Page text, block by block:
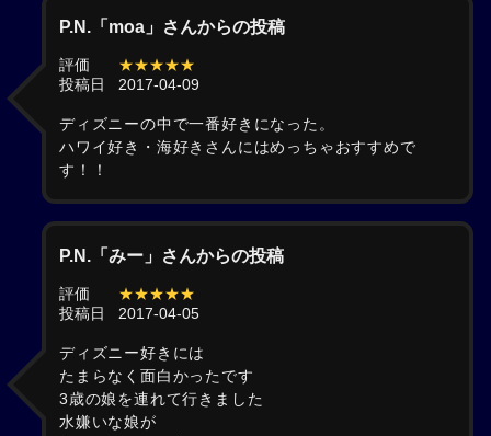
P.N.「moa」さんからの投稿
評価
★★★★★
投稿日
2017-04-09
ディズニーの中で一番好きになった。
ハワイ好き・海好きさんにはめっちゃおすすめで
す！！
P.N.「みー」さんからの投稿
評価
★★★★★
投稿日
2017-04-05
ディズニー好きには
たまらなく面白かったです
3歳の娘を連れて行きました
水嫌いな娘が